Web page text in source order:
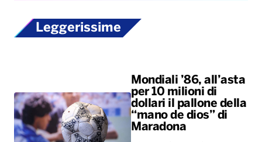
Leggerissime
Mondiali ’86, all’asta
per 10 milioni di
dollari il pallone della
“mano de dios” di
Maradona